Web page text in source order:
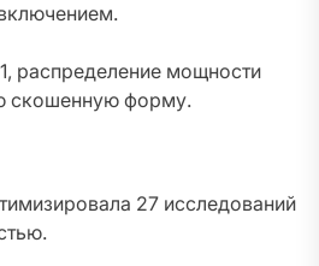
распределение мощности
скошенную форму.
27 исследований